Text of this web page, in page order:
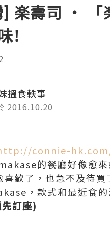
] 楽壽司 ‧ 「
!
搵食軼事
2016.10.20
connie-
的餐廳好像愈
喜歡了，也急不及待
，款式和最近食
訂座)